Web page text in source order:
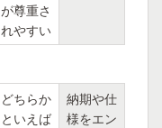
が尊重さ
れやすい
どちらか
といえば
納期や仕
様をエン